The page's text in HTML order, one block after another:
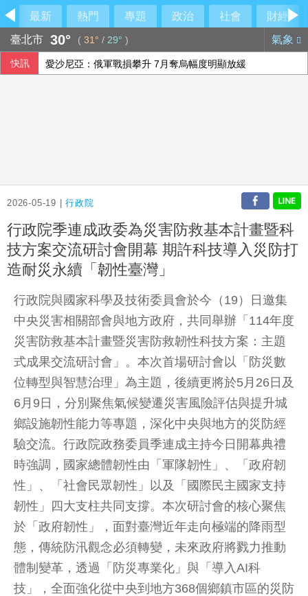
最新 熱門 專題 政治 社會
財經
臺北市 30° ( 31° / 29° ) 氣象
快訊 愛沙尼亞：俄軍戰損攀升 7月奪烏幅度明顯放緩
2026-05-19 |行政院
行政院季連成政委為災害防救基本計畫暨科
技方案交流研討會開幕 期許科技導入災防打
造耐災永續「韌性臺灣」
行政院與國家科學及技術委員會於今（19）日邀集
中央災害相關部會與地方政府，共同舉辦「114年度
災害防救基本計畫暨災害防救韌性科技方案：主題
式成果交流研討會」。本次首場研討會以「防災數
位轉型與智慧治理」為主題，後續更將於5月26日及
6月9日，分別聚焦氣候變遷災害風險評估與提升城
鄉設施韌性能力等專題，深化中央與地方的災防經
驗交流。行政院政務委員季連成主持今日開幕典禮
時強調，國家總體韌性由「軍隊韌性」、「政府韌
性」、「社會民眾韌性」以及「國際民主國家支持
韌性」四大支柱共同支撐。本次研討會的核心聚焦
於「政府韌性」，面對臺灣近年走向極端的降雨型
態，傳統防汛觀念必須轉變，未來政府將戮力推動
體制變革，透過「防災專業化」與「導入AI科
技」，全面強化從中央到地方368個鄉鎮市區的災防